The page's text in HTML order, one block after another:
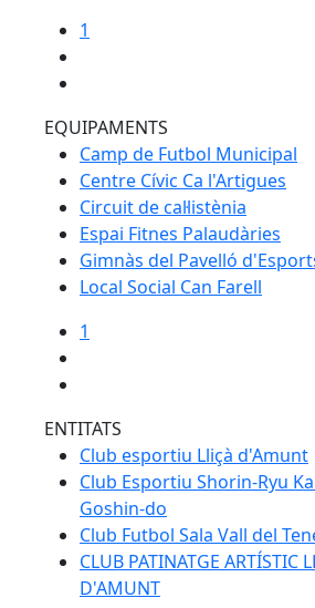
1
EQUIPAMENTS
Camp de Futbol Municipal
Centre Cívic Ca l'Artigues
Circuit de cal·listènia
Espai Fitnes Palaudàries
Gimnàs del Pavelló
Local Social Can Farell
1
ENTITATS
Club esportiu Lliçà d'Amunt
Club Esportiu Shorin-Ryu
Goshin-do
Club Futbol Sala Vall del
CLUB PATINATGE ARTÍSTIC
D'AMUNT